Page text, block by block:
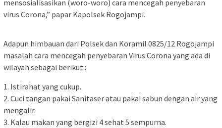
mensosialisasikan (woro-woro) cara mencegah penyebaran
virus Corona,” papar Kapolsek Rogojampi.
Adapun himbauan dari Polsek dan Koramil 0825/12 Rogojampi
masalah cara mencegah penyebaran Virus Corona yang ada di
wilayah sebagai berikut :
1. Istirahat yang cukup.
2. Cuci tangan pakai Sanitaser atau pakai sabun dengan air yang
mengalir.
3. Kalau makan yang bergizi 4 sehat 5 sempurna.